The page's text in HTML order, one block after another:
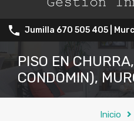
Jumilla 670 505 405 |
PISO EN
CONDOMIN),
Inicio